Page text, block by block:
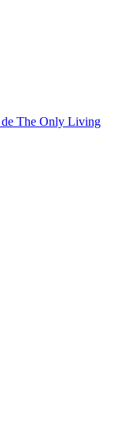
de The Only Living